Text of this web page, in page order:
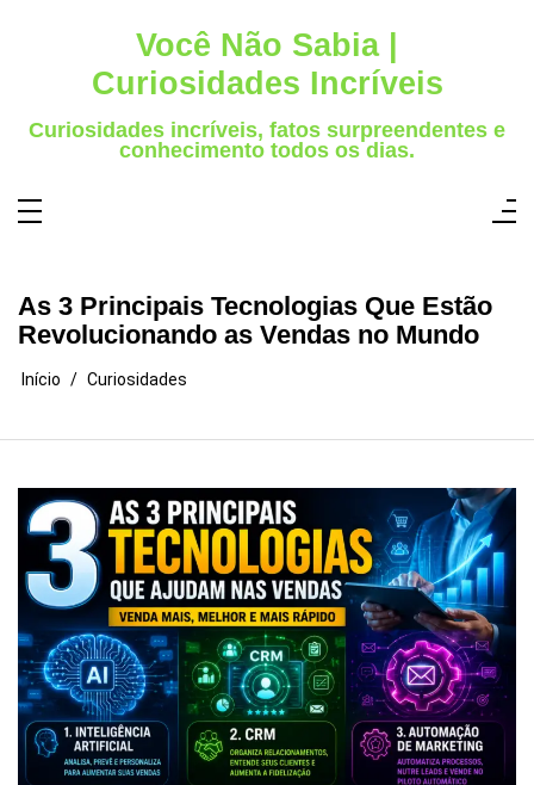
Você Não Sabia |
Curiosidades Incríveis
Curiosidades incríveis, fatos surpreendentes e
conhecimento todos os dias.
As 3 Principais Tecnologias Que Estão
Revolucionando as Vendas no Mundo
Início Curiosidades